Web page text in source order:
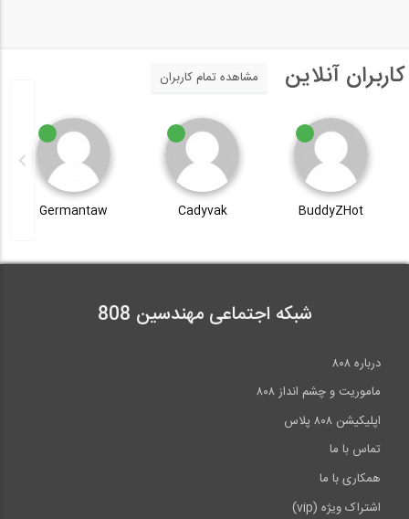
کاربران آنلاین مشاهده تمام کاربران
BuddyZHot
Cadyvak
Germantaw
شبکه اجتماعی مهندسین 808
درباره ۸۰۸
ماموریت و چشم انداز ۸۰۸
اپلیکیشن ۸۰۸ پلاس
تماس با ما
همکاری با ما
اشتراک ویژه (vip)